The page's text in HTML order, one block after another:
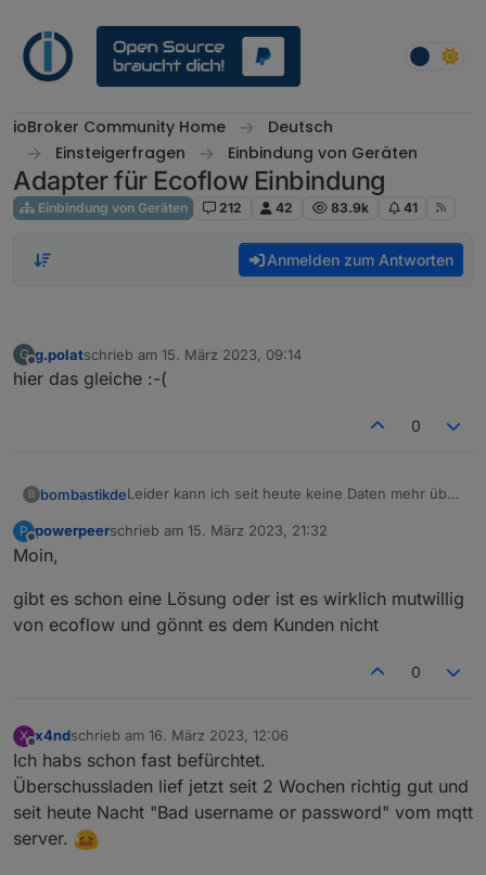
ioBroker Community Home
Deutsch
Einsteigerfragen
Einbindung von Geräten
Adapter für Ecoflow Einbindung
Einbindung von Geräten 212 42 83.9k 41
Anmelden zum Antworten
G
Offline
g.polatschrieb am 15. März 2023, 09:14
zuletzt editiert von
hier das gleiche :-(
0
B bombastikdeLeider kann ich seit heute keine Daten mehr über
Meldung im IObroker Protokoll: Client error: ```
Password für MQTT nochmals ausgelesen und
eingetragen. - Keine Änderung
Hat jemand eine Idee?
P
Offline
powerpeerschrieb am 15. März 2023, 21:32
zuletzt editiert von
Moin,
gibt es schon eine Lösung oder ist es wirklich mutwillig
von ecoflow und gönnt es dem Kunden nicht
0
X
Offline
x4ndschrieb am 16. März 2023, 12:06
zuletzt editiert von
Ich habs schon fast befürchtet.
Überschussladen lief jetzt seit 2 Wochen richtig gut und
seit heute Nacht "Bad username or password" vom mqtt
server.